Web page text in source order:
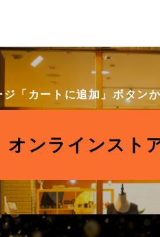
「カートに追加」ボタン
オンラインスト